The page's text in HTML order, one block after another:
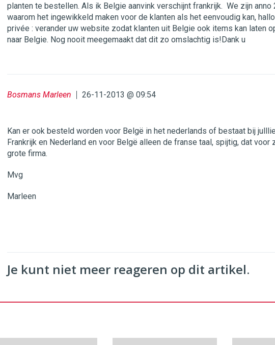
planten te bestellen. Als ik Belgie aanvink verschijnt frankrijk. We zijn anno
waarom het ingewikkeld maken voor de klanten als het eenvoudig kan,
privée : verander uw website zodat klanten uit Belgie ook items kan laten
naar Belgie. Nog nooit meegemaakt dat dit zo omslachtig is!Dank u
Bosmans Marleen 26-11-2013 @ 09:54
Kan er ook besteld worden voor Belgë in het nederlands of bestaat bij
Frankrijk en Nederland en voor Belgë alleen de franse taal, spijtig, dat voor
grote firma.
Mvg
Marleen
Je kunt niet meer reageren op dit artikel.